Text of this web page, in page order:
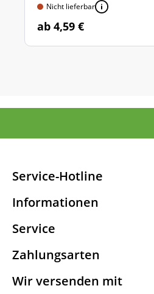
Nicht lieferbar
ab 4,59 €
Service-Hotline
Informationen
Service
Zahlungsarten
Wir versenden mit